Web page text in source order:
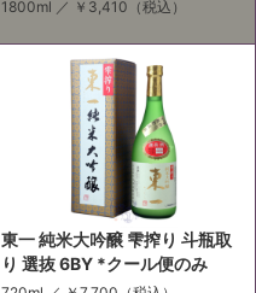
1800ml ／ ￥3,410 （税込）
東一 純米大吟醸 雫搾り 斗瓶取
り 選抜 6BY *クール便のみ